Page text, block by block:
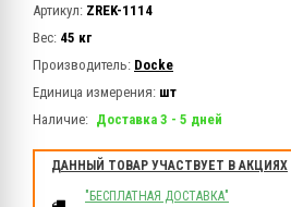
Артикул: ZREK-1114
Вес: 45 кг
Производитель: Docke
Единица измерения: шт
Наличие: Доставка 3 - 5 дней
ДАННЫЙ ТОВАР УЧАСТВУЕТ В АКЦИЯХ
"БЕСПЛАТНАЯ ДОСТАВКА"